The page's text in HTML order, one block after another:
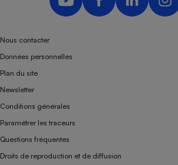
Nous contacter
Données personnelles
Plan du site
Newsletter
Conditions générales
Paramétrer les traceurs
Questions fréquentes
Droits de reproduction et de diffusion